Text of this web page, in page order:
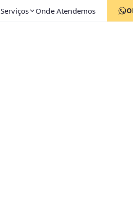
Serviços Onde Atendemos